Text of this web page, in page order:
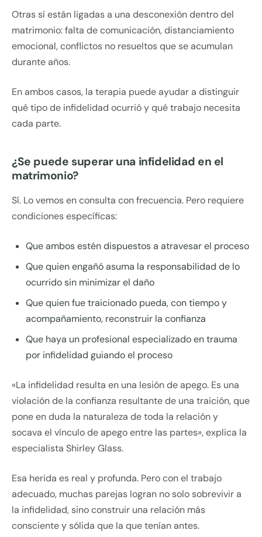
Otras sí están ligadas a una desconexión dentro del
matrimonio: falta de comunicación, distanciamiento
emocional, conflictos no resueltos que se acumulan
durante años.
En ambos casos, la terapia puede ayudar a distinguir
qué tipo de infidelidad ocurrió y qué trabajo necesita
cada parte.
¿Se puede superar una infidelidad en el
matrimonio?
Sí. Lo vemos en consulta con frecuencia. Pero requiere
condiciones específicas:
Que ambos estén dispuestos a atravesar el proceso
Que quien engañó asuma la responsabilidad de lo
ocurrido sin minimizar el daño
Que quien fue traicionado pueda, con tiempo y
acompañamiento, reconstruir la confianza
Que haya un profesional especializado en trauma
por infidelidad guiando el proceso
«La infidelidad resulta en una lesión de apego. Es una
violación de la confianza resultante de una traición, que
pone en duda la naturaleza de toda la relación y
socava el vínculo de apego entre las partes», explica la
especialista Shirley Glass.
Esa herida es real y profunda. Pero con el trabajo
adecuado, muchas parejas logran no solo sobrevivir a
la infidelidad, sino construir una relación más
consciente y sólida que la que tenían antes.